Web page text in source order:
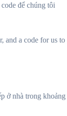
để chúng tôi
and a code for us to
ở nhà trong khoảng